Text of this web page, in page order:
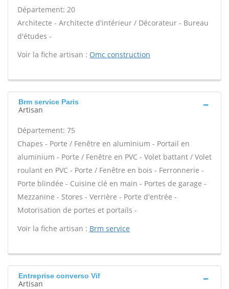
Département: 20
Architecte - Architecte d'intérieur / Décorateur - Bureau
d'études -
Voir la fiche artisan : Omc construction
Brm service Paris
Artisan
Département: 75
Chapes - Porte / Fenêtre en aluminium - Portail en
aluminium - Porte / Fenêtre en PVC - Volet battant / Volet
roulant en PVC - Porte / Fenêtre en bois - Ferronnerie -
Porte blindée - Cuisine clé en main - Portes de garage -
Mezzanine - Stores - Verrière - Porte d'entrée -
Motorisation de portes et portails -
Voir la fiche artisan : Brm service
Entreprise converso Vif
Artisan